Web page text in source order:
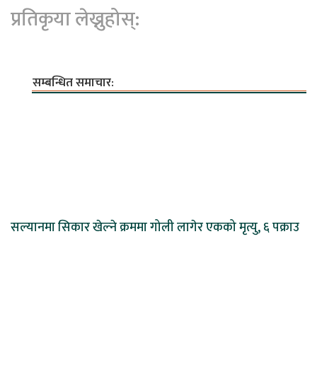
प्रतिकृया लेख्नुहोस्:
सम्बन्धित समाचार:
सल्यानमा सिकार खेल्ने क्रममा गोली लागेर एकको मृत्यु, ६ पक्राउ